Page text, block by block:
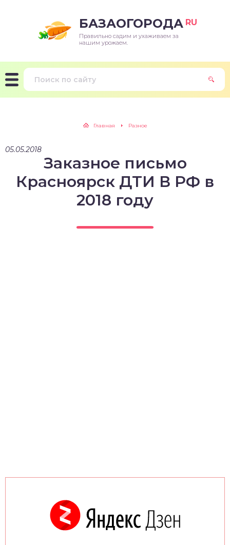
БАЗАОГОРОДА RU
Правильно садим и ухаживаем за
нашим урожаем.
Главная Разное
05.05.2018
Заказное письмо
Красноярск ДТИ В РФ в
2018 году